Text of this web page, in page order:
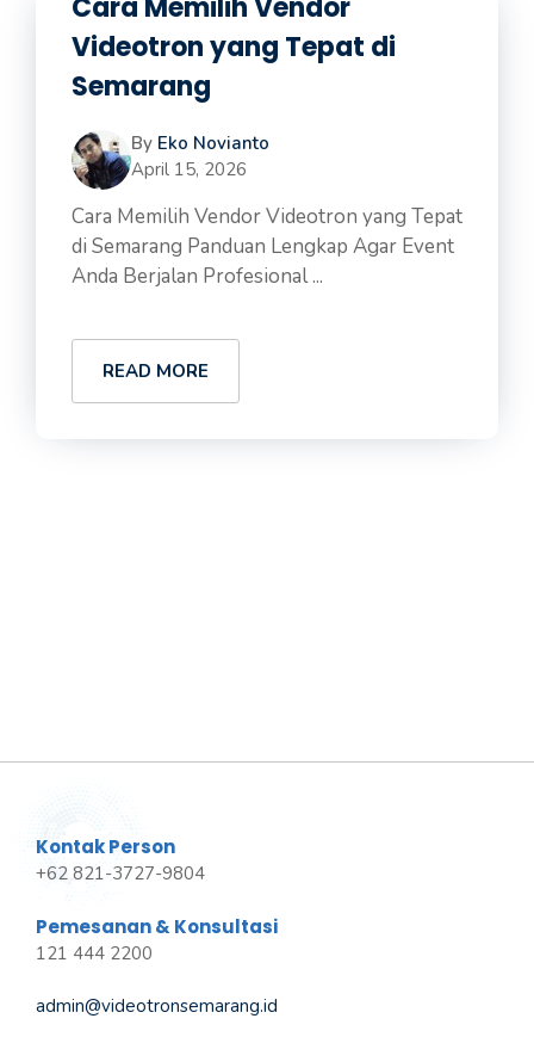
Cara Memilih Vendor
Videotron yang Tepat di
Semarang
By Eko Novianto
April 15, 2026
Cara Memilih Vendor Videotron yang Tepat
di Semarang Panduan Lengkap Agar Event
Anda Berjalan Profesional ...
READ MORE
Kontak Person
+62 821-3727-9804
Pemesanan & Konsultasi
121 444 2200
admin@videotronsemarang.id